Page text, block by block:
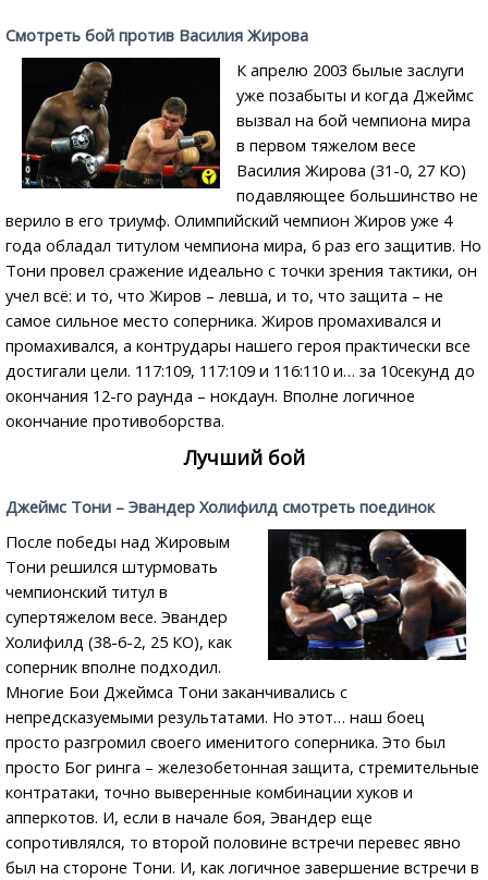
Смотреть бой против Василия Жирова
К апрелю 2003 былые заслуги
уже позабыты и когда Джеймс
вызвал на бой чемпиона мира
в первом тяжелом весе
Василия Жирова (31-0, 27 КО)
подавляющее большинство не
верило в его триумф. Олимпийский чемпион Жиров уже 4
года обладал титулом чемпиона мира, 6 раз его защитив. Но
Тони провел сражение идеально с точки зрения тактики, он
учел всё: и то, что Жиров – левша, и то, что защита – не
самое сильное место соперника. Жиров промахивался и
промахивался, а контрудары нашего героя практически все
достигали цели. 117:109, 117:109 и 116:110 и… за 10секунд до
окончания 12-го раунда – нокдаун. Вполне логичное
окончание противоборства.
Лучший бой
Джеймс Тони – Эвандер Холифилд смотреть поединок
После победы над Жировым
Тони решился штурмовать
чемпионский титул в
супертяжелом весе. Эвандер
Холифилд (38-6-2, 25 КО), как
соперник вполне подходил.
Многие Бои Джеймса Тони заканчивались с
непредсказуемыми результатами. Но этот… наш боец
просто разгромил своего именитого соперника. Это был
просто Бог ринга – железобетонная защита, стремительные
контратаки, точно выверенные комбинации хуков и
апперкотов. И, если в начале боя, Эвандер еще
сопротивлялся, то второй половине встречи перевес явно
был на стороне Тони. И, как логичное завершение встречи в